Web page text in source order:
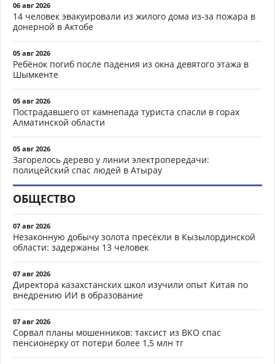
06 авг 2026
14 человек эвакуировали из жилого дома из-за пожара в
донерной в Актобе
05 авг 2026
Ребёнок погиб после падения из окна девятого этажа в
Шымкенте
05 авг 2026
Пострадавшего от камнепада туриста спасли в горах
Алматинской области
05 авг 2026
Загорелось дерево у линии электропередачи:
полицейский спас людей в Атырау
ОБЩЕСТВО
07 авг 2026
Незаконную добычу золота пресекли в Кызылординской
области: задержаны 13 человек
07 авг 2026
Директора казахстанских школ изучили опыт Китая по
внедрению ИИ в образование
07 авг 2026
Сорвал планы мошенников: таксист из ВКО спас
пенсионерку от потери более 1,5 млн тг